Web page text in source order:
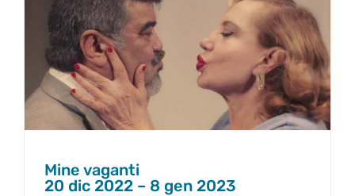
Mine vaganti
20 dic 2022 – 8 gen 2023
Mine vaganti
20 dic 2022 – 8 gen 2023